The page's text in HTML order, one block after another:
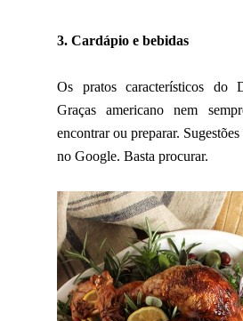
3. Cardápio e bebidas
Os pratos característicos do
Graças americano nem
encontrar ou preparar.
no Google. Basta procurar.